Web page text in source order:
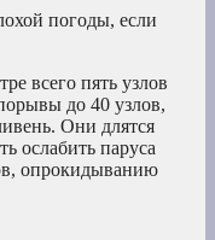
погоды, если
всего пять узлов
до 40 узлов,
Они длятся
ослабить паруса
опрокидыванию